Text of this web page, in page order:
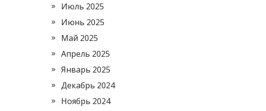
Июль 2025
Июнь 2025
Май 2025
Апрель 2025
Январь 2025
Декабрь 2024
Ноябрь 2024